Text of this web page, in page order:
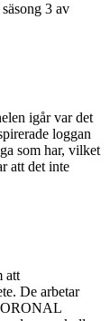
3 av
igår var det
loggan
som har, vilket
att det inte
att
De arbetar